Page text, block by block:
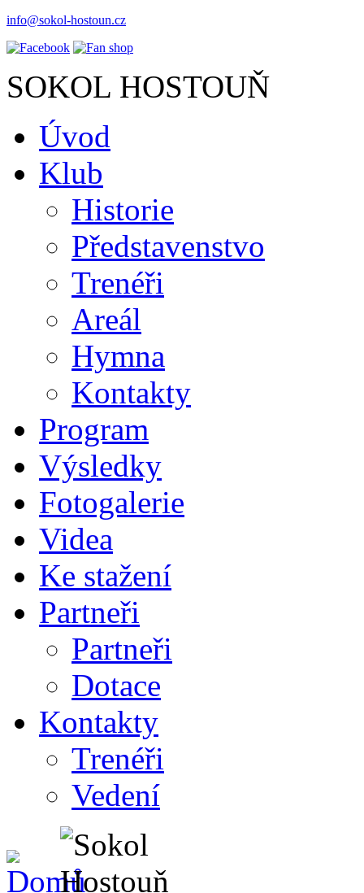
info@sokol-hostoun.cz
SOKOL HOSTOUŇ
Úvod
Klub
Historie
Představenstvo
Trenéři
Areál
Hymna
Kontakty
Program
Výsledky
Fotogalerie
Videa
Ke stažení
Partneři
Partneři
Dotace
Kontakty
Trenéři
Vedení